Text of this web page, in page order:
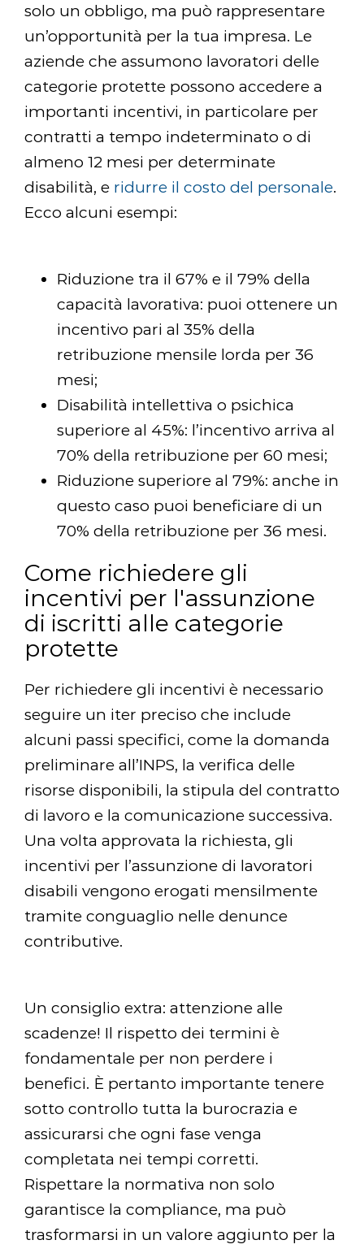
solo un obbligo, ma può rappresentare
un’opportunità per la tua impresa. Le
aziende che assumono lavoratori delle
categorie protette possono accedere a
importanti incentivi, in particolare per
contratti a tempo indeterminato o di
almeno 12 mesi per determinate
disabilità, e ridurre il costo del personale.
Ecco alcuni esempi:
Riduzione tra il 67% e il 79% della
capacità lavorativa: puoi ottenere un
incentivo pari al 35% della
retribuzione mensile lorda per 36
mesi;
Disabilità intellettiva o psichica
superiore al 45%: l’incentivo arriva al
70% della retribuzione per 60 mesi;
Riduzione superiore al 79%: anche in
questo caso puoi beneficiare di un
70% della retribuzione per 36 mesi.
Come richiedere gli
incentivi per l'assunzione
di iscritti alle categorie
protette
Per richiedere gli incentivi è necessario
seguire un iter preciso che include
alcuni passi specifici, come la domanda
preliminare all’INPS, la verifica delle
risorse disponibili, la stipula del contratto
di lavoro e la comunicazione successiva.
Una volta approvata la richiesta, gli
incentivi per l’assunzione di lavoratori
disabili vengono erogati mensilmente
tramite conguaglio nelle denunce
contributive.
Un consiglio extra: attenzione alle
scadenze! Il rispetto dei termini è
fondamentale per non perdere i
benefici. Ѐ pertanto importante tenere
sotto controllo tutta la burocrazia e
assicurarsi che ogni fase venga
completata nei tempi corretti.
Rispettare la normativa non solo
garantisce la compliance, ma può
trasformarsi in un valore aggiunto per la